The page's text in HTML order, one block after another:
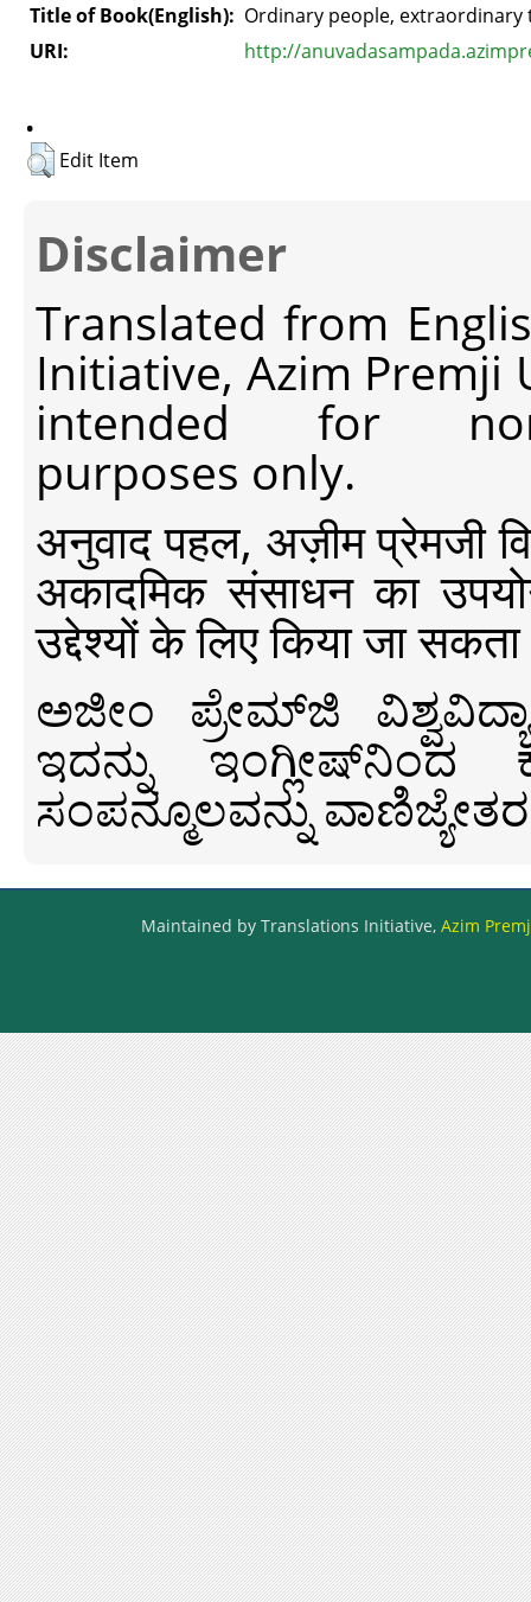
Title of Book(English): Ordinary people, extraordinary
URI:
http://
.
Edit Item
Disclaimer
Translated from
Initiative, Azim Premji
intended for non-
purposes only.
अनुवाद पहल, अज़ीम प्रेमजी
अकादमिक संसाधन का
उद्देश्यों के लिए किया जा
ಅಜೀಂ ಪ್ರೇಮ್‍ಜಿ
ಇದನ್ನು ಇಂಗ್ಲೀಷ್‍ನಿಂದ
ಸಂಪನ್ಮೂಲವನ್ನು
Maintained by Translations Initiative, Azim